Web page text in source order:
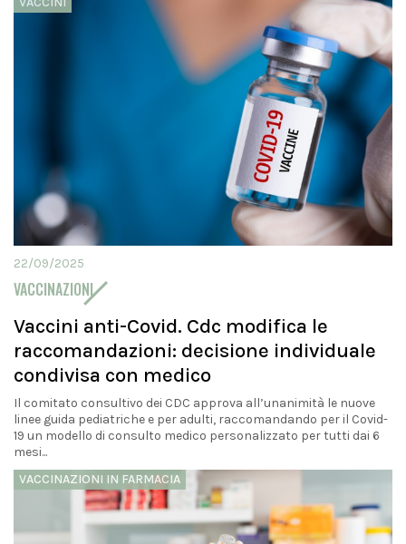
22/09/2025
VACCINAZIONI
Vaccini anti-Covid. Cdc modifica le
raccomandazioni: decisione individuale
condivisa con medico
Il comitato consultivo dei CDC approva all’unanimità le nuove
linee guida pediatriche e per adulti, raccomandando per il Covid-
19 un modello di consulto medico personalizzato per tutti dai 6
mesi...
VACCINAZIONI IN FARMACIA